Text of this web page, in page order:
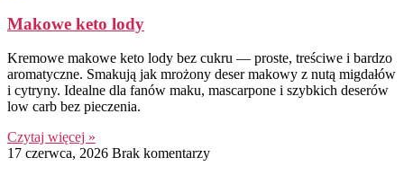
Makowe keto lody
Kremowe makowe keto lody bez cukru — proste, treściwe i bardzo
aromatyczne. Smakują jak mrożony deser makowy z nutą migdałów
i cytryny. Idealne dla fanów maku, mascarpone i szybkich deserów
low carb bez pieczenia.
Czytaj więcej »
17 czerwca, 2026 Brak komentarzy